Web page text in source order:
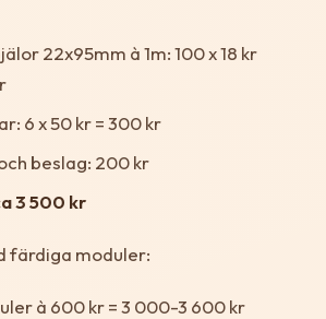
22x95mm à 1m: 100 x 18 kr
6 x 50 kr = 300 kr
beslag: 200 kr
3 500 kr
färdiga moduler:
à 600 kr = 3 000-3 600 kr